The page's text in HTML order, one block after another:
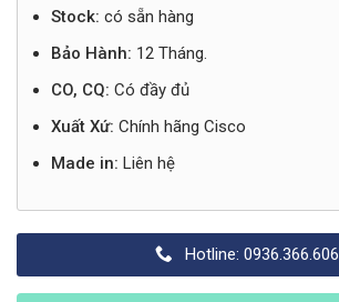
Stock: có sẵn hàng
Bảo Hành: 12 Tháng.
CO, CQ: Có đầy đủ
Xuất Xứ: Chính hãng Cisco
Made in: Liên hệ
Hotline: 0936.366.606